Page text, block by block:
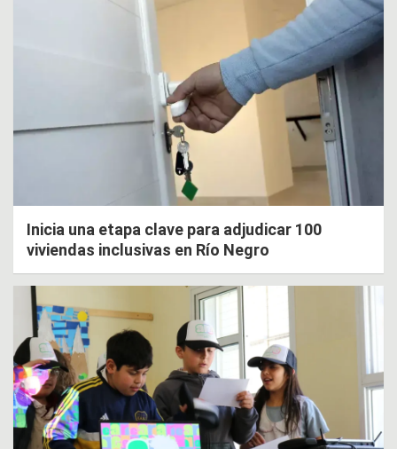
Inicia una etapa clave para adjudicar 100
viviendas inclusivas en Río Negro